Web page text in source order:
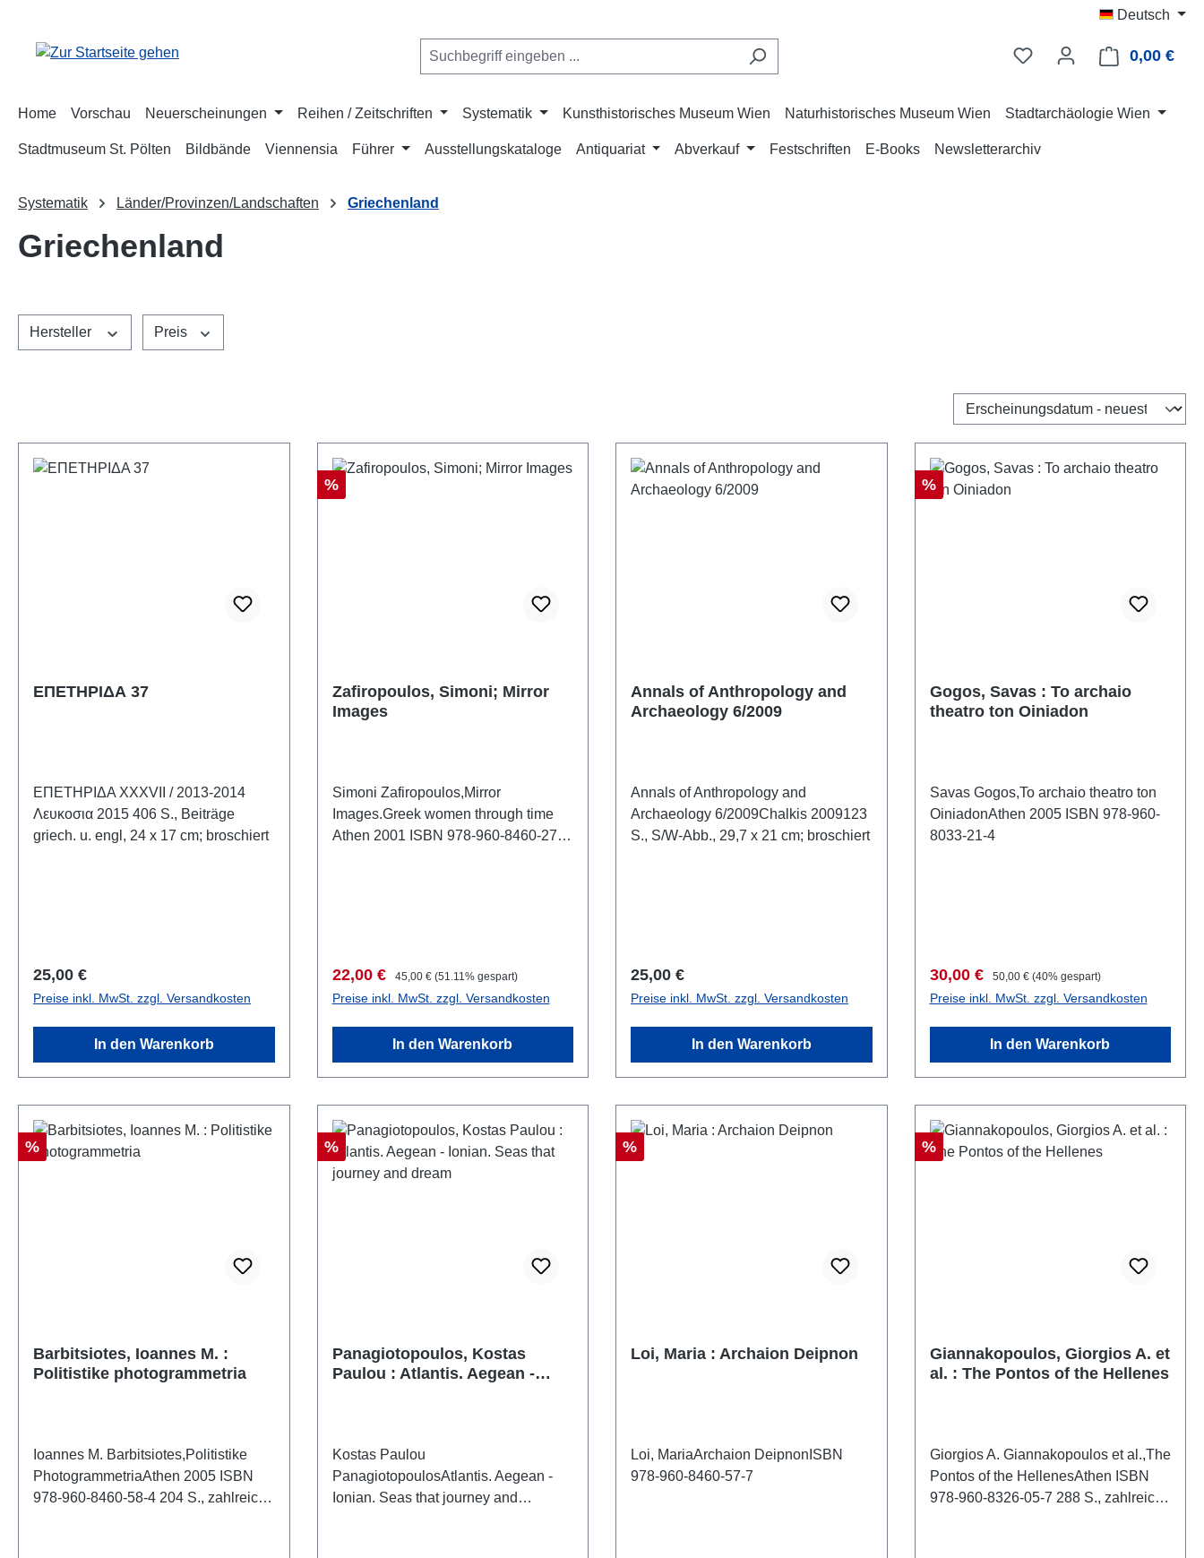
Deutsch
0,00 €
Home Vorschau Neuerscheinungen Reihen / Zeitschriften Systematik Kunsthistorisches Museum Wien Naturhistorisches Museum Wien Stadtarchäologie Wien
Stadtmuseum St. Pölten Bildbände Viennensia Führer Ausstellungskataloge Antiquariat Abverkauf Festschriften E-Books Newsletterarchiv
Systematik Länder/Provinzen/Landschaften Griechenland
Griechenland
Hersteller Preis
ΕΠΕΤΗΡΙΔΑ 37
ΕΠΕΤΗΡΙΔΑ XXXVII / 2013-2014
Λευκοσια 2015 406 S., Beiträge
griech. u. engl, 24 x 17 cm; broschiert
Regulärer Preis:
25,00 €
Preise inkl. MwSt. zzgl. Versandkosten
In den Warenkorb
Rabatt
%
Zafiropoulos, Simoni; Mirror
Images
Simoni Zafiropoulos,Mirror
Images.Greek women through time
Athen 2001 ISBN 978-960-8460-27-0
Verkaufspreis:
22,00 € Regulärer Preis:
45,00 € (51.11% gespart)
Preise inkl. MwSt. zzgl. Versandkosten
In den Warenkorb
Annals of Anthropology and
Archaeology 6/2009
Annals of Anthropology and
Archaeology 6/2009Chalkis 2009123
S., S/W-Abb., 29,7 x 21 cm; broschiert
Regulärer Preis:
25,00 €
Preise inkl. MwSt. zzgl. Versandkosten
In den Warenkorb
Rabatt
%
Gogos, Savas : To archaio
theatro ton Oiniadon
Savas Gogos,To archaio theatro ton
OiniadonAthen 2005 ISBN 978-960-
8033-21-4
Verkaufspreis:
30,00 € Regulärer Preis:
50,00 € (40% gespart)
Preise inkl. MwSt. zzgl. Versandkosten
In den Warenkorb
Rabatt
%
Barbitsiotes, Ioannes M. :
Politistike photogrammetria
Ioannes M. Barbitsiotes,Politistike
PhotogrammetriaAthen 2005 ISBN
978-960-8460-58-4 204 S., zahlreiche
Rabatt
%
Panagiotopoulos, Kostas
Paulou : Atlantis. Aegean -
Kostas Paulou
PanagiotopoulosAtlantis. Aegean -
Ionian. Seas that journey and
Rabatt
%
Loi, Maria : Archaion Deipnon
Loi, MariaArchaion DeipnonISBN
978-960-8460-57-7
Rabatt
%
Giannakopoulos, Giorgios A. et
al. : The Pontos of the Hellenes
Giorgios A. Giannakopoulos et al.,The
Pontos of the HellenesAthen ISBN
978-960-8326-05-7 288 S., zahlreiche